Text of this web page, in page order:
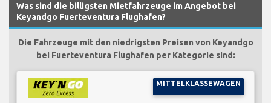
Was sind die billigsten Mietfahrzeuge im Angebot bei
Keyandgo Fuerteventura Flughafen?
Die Fahrzeuge mit den niedrigsten Preisen von Keyandgo
bei Fuerteventura Flughafen per Kategorie sind:
MITTELKLASSEWAGEN